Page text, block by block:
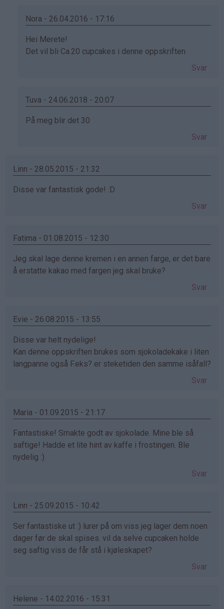
Nora - 26.04.2016 - 17:16
Som
svar
(ikke
Hei Merete!
Det vil bli Ca.20 cupcakes i denne oppskriften
Svar
Tuva - 24.06.2018 - 20:07
Som
Merete
bekreftet)
På meg blir det 30
Svar
Linn - 28.05.2015 - 21:32
Disse var fantastisk gode! :D
Svar
Fatima - 01.08.2015 - 12:30
Jeg skal lage denne kremen i en annen farge, er det bare
å erstatte kakao med fargen jeg skal bruke?
Svar
Evie - 26.08.2015 - 13:55
Disse var helt nydelige!
Kan denne oppskriften brukes som sjokoladekake i liten
langpanne også F.eks? er steketiden den samme isåfall?
Svar
Maria - 01.09.2015 - 21:17
Fantastiske! Smakte godt av sjokolade. Mine ble så
saftige! Hadde et lite hint av kaffe i frostingen. Ble
nydelig :)
Svar
Linn - 25.09.2015 - 10:42
Ser fantastiske ut :) lurer på om viss jeg lager dem noen
dager før de skal spises. vil da selve cupcaken holde
seg saftig viss de får stå i kjøleskapet?
Svar
Helene - 14.02.2016 - 15:31